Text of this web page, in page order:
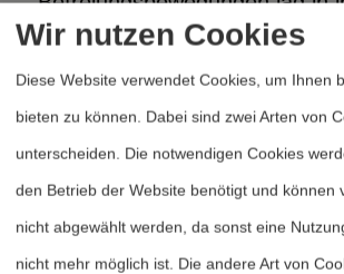
Überlegungshorizont im Sinne
Gefechts« oder »des letzten
als einem »Gerechten Krieg«.
ergab sich nicht selten die
Situation der Nähe der
sozialdemokratischen und der
kommunistischen Teile der
Wir nutzen Cookies
Diese Website verwendet Cookies, um Ihnen
bieten zu können. Dabei sind zwei Arten von
unterscheiden. Die notwendigen Cookies
den Betrieb der Website benötigt und können
nicht abgewählt werden, da sonst eine
nicht mehr möglich ist. Die andere Art von